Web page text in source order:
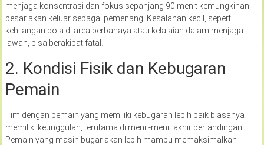
menjaga konsentrasi dan fokus sepanjang 90 menit kemungkinan
besar akan keluar sebagai pemenang. Kesalahan kecil, seperti
kehilangan bola di area berbahaya atau kelalaian dalam menjaga
lawan, bisa berakibat fatal.
2. Kondisi Fisik dan Kebugaran
Pemain
Tim dengan pemain yang memiliki kebugaran lebih baik biasanya
memiliki keunggulan, terutama di menit-menit akhir pertandingan.
Pemain yang masih bugar akan lebih mampu memaksimalkan